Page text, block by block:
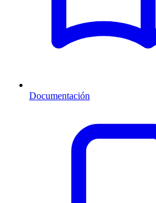
Documentación